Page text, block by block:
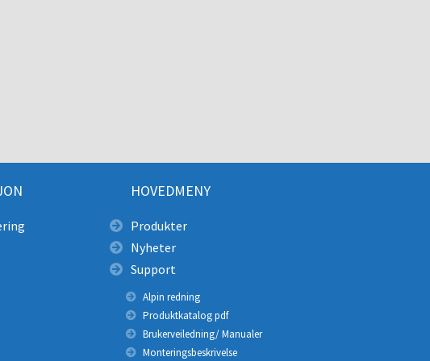
HOVEDMENY
Produkter
Nyheter
Support
Alpin redning
Produktkatalog pdf
Brukerveiledning/ Manualer
Monteringsbeskrivelse